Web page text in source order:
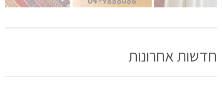
חדשות אחרונות